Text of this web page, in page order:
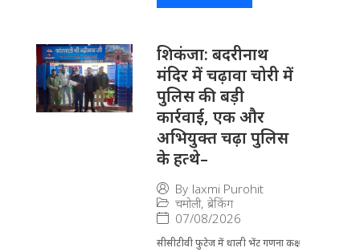
​शिकंजा: बदरीनाथ
मंदिर में चढ़ावा चोरी में
पुलिस की बड़ी
कार्रवाई, एक और
अभियुक्त चढ़ा पुलिस
के हत्थे–
By laxmi Purohit
चमोली, ब्रेकिंग
07/08/2026
सीसीटीवी फुटेज में थाली भेंट गणना कक्ष